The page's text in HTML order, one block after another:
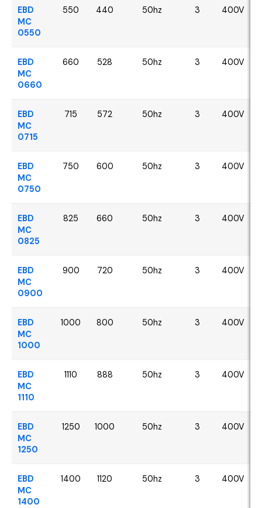
EBD
MC
0550
550 440 50hz 3 400V
EBD
MC
0660
660 528 50hz 3 400V
EBD
MC
0715
715 572 50hz 3 400V
EBD
MC
0750
750 600 50hz 3 400V
EBD
MC
0825
825 660 50hz 3 400V
EBD
MC
0900
900 720 50hz 3 400V
EBD
MC
1000
1000 800 50hz 3 400V
EBD
MC
1110
1110 888 50hz 3 400V
EBD
MC
1250
1250 1000 50hz 3 400V
EBD
MC
1400
1400 1120 50hz 3 400V